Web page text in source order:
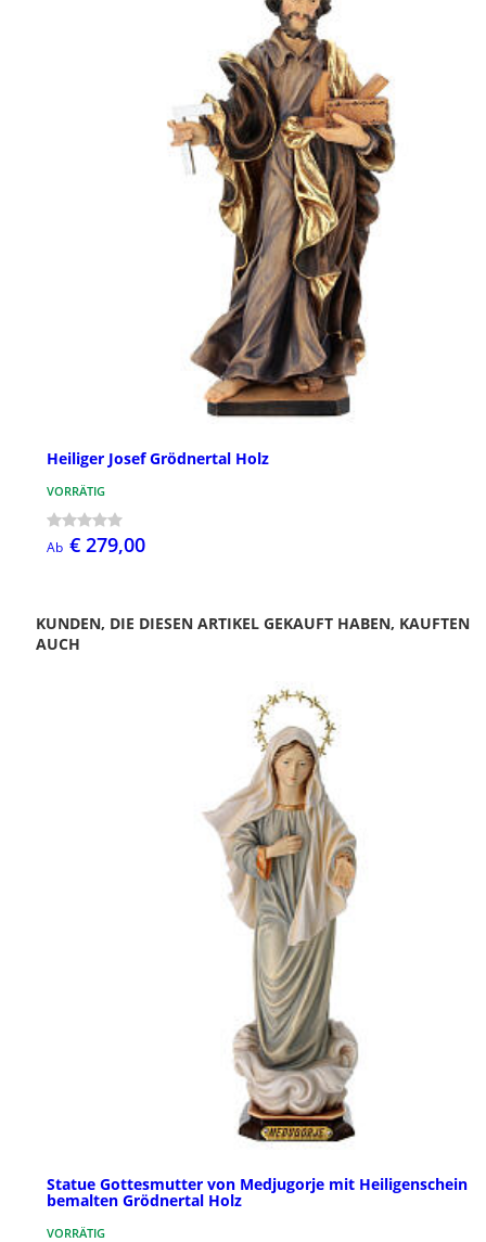
Heiliger Josef Grödnertal Holz
VORRÄTIG
Ab € 279,00
KUNDEN, DIE DIESEN ARTIKEL GEKAUFT HABEN, KAUFTEN
AUCH
Statue Gottesmutter von Medjugorje mit Heiligenschein
bemalten Grödnertal Holz
VORRÄTIG